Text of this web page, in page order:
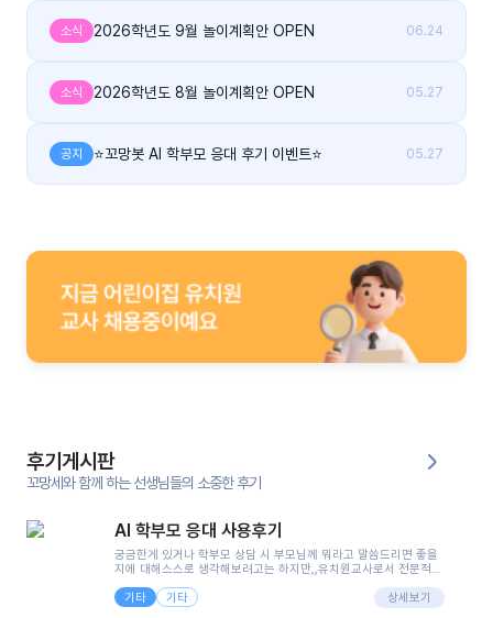
우리
기
판
인스
타그
유튜
그
소식 2026학년도 9월 놀이계획안 OPEN 06.24
소식 2026학년도 8월 놀이계획안 OPEN 05.27
공지 ⭐꼬망봇 AI 학부모 응대 후기 이벤트⭐ 05.27
후기게시판
꼬망세와 함께 하는 선생님들의 소중한 후기
AI 학부모 응대 사용후기
궁금한게 있거나 학부모 상담 시 부모님께 뭐라고 말씀드리면 좋을
지에 대해스스로 생각해보려고는 하지만,,유치원교사로서 전문적인
려니 어려울때가...^^(저만 그런거 아니죠 ㅜㅜ)꼬망봇의 장점은 지
피티나 제미나이는 몇세이고 여자인지 남자인지 등그래도 좀 기본
기타 기타 상세보기